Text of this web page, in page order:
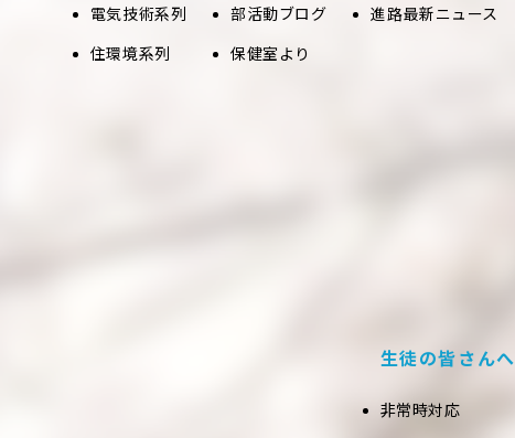
電気技術系列
住環境系列
部活動ブログ
保健室より
進路最新ニュース
生徒の皆さんへ
非常時対応